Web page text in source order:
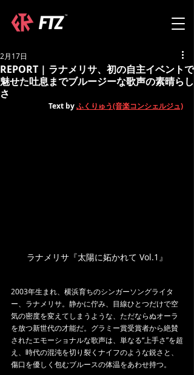
REPORT | ラナメリサ、初の自主イベントで
魅せた吐息までブルージーな歌声の素晴らし
さ
2月17日
Text by ふくりゅう(音楽コンシェルジュ)
ラナメリサ『太陽に妬かれて Vol.1』
2003年生まれ、横浜育ちのシンガーソングライタ
ー、ラナメリサ。静かに佇み、目線ひとつだけで空
気の密度を変えてしまうような、ただならぬオーラ
を放つ新世代の才能だ。グラミー賞受賞者から絶賛
されたエモーショナルな歌声は、単なる“上手さ”を超
え、時代の混沌を切り裂くナイフのような鋭さと、
傷口を優しく包むブルースの体温をあわせ持つ。